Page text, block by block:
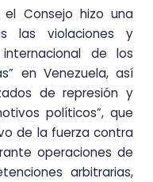
Consejo hizo una
las violaciones y
de los
en Venezuela, así
de represión y
políticos”, que
de la fuerza contra
operaciones de
arbitrarias,